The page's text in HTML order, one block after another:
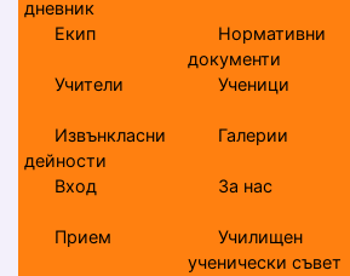
дневник
Екип
Нормативни
документи
Учители Ученици
Извънкласни
дейности
Галерии
Вход За нас
Прием
Училищен
ученически съвет